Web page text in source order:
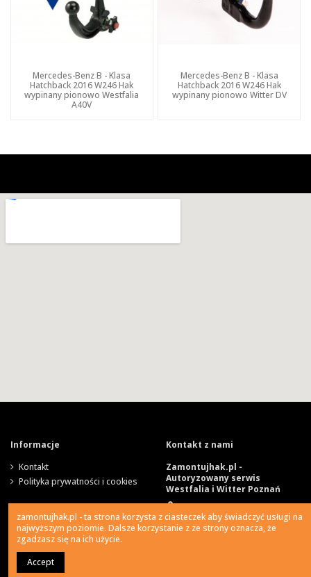
Mercedes-Benz B - Klasa
Hatchback 2016 W246 Hak
wypinany pionowo Westfalia
A40V
Mercedes-Benz B - Klasa
Hatchback 2016 W246 Hak
wypinany pionowo Witter DV
Informacje
Kontakt
Polityka prywatności i cookies
Kontakt z nami
Zamontujhak.pl -
Autoryzowany serwis
Westfalia i Witter Poznań
Szparagowa 4, 62-081
Wysogotowo
zamontujhak.pl - ta strona korzysta z ciasteczek aby świadczyć usługi na
najwyższym poziomie. Dalsze korzystanie z ze strony oznacza, że
zgadzasz się na ich użycie.
Accept